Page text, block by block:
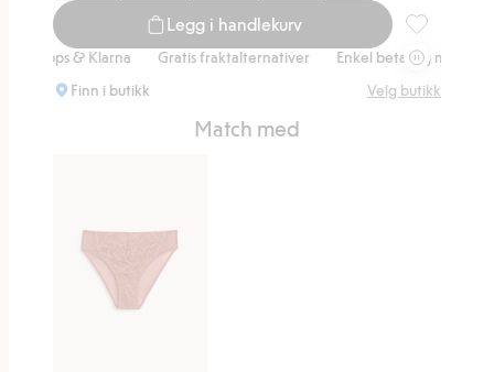
Legg i handlekurv
Bøyle-BH
& Klarna Gratis fraktalternativer
Enkel betaling med Vipps &
Finn i butikk
Velg butikk
Match med